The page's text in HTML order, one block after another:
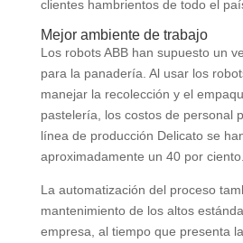
clientes hambrientos de todo el
Mejor ambiente de trabajo
Los robots ABB han supuesto un
para la panadería. Al usar los
manejar la recolección y el
pastelería, los costos de personal
línea de producción Delicato se
aproximadamente un 40 por ciento.
La automatización del proceso
mantenimiento de los altos
empresa, al tiempo que presenta